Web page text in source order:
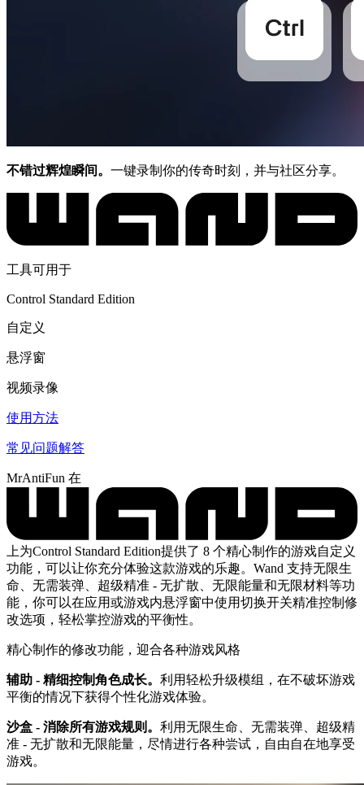
不错过辉煌瞬间。 一键录制你的传奇时刻，并与社区分享。
工具可用于
Control Standard Edition
自定义
悬浮窗
视频录像
使用方法
常见问题解答
MrAntiFun 在
上为Control Standard Edition提供了 8 个精心制作的游戏自定义
功能，可以让你充分体验这款游戏的乐趣。Wand 支持无限生
命、无需装弹、超级精准 - 无扩散、无限能量和无限材料等功
能，你可以在应用或游戏内悬浮窗中使用切换开关精准控制修
改选项，轻松掌控游戏的平衡性。
精心制作的修改功能，迎合各种游戏风格
辅助 - 精细控制角色成长。 利用轻松升级模组，在不破坏游戏
平衡的情况下获得个性化游戏体验。
沙盒 - 消除所有游戏规则。 利用无限生命、无需装弹、超级精
准 - 无扩散和无限能量，尽情进行各种尝试，自由自在地享受
游戏。